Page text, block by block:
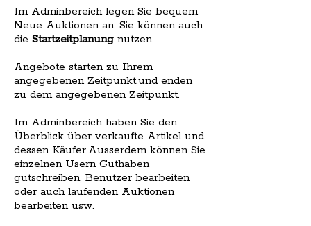
Im Adminbereich legen Sie bequem
Neue Auktionen an. Sie können auch
die Startzeitplanung nutzen.
Angebote starten zu Ihrem
angegebenen Zeitpunkt,und enden
zu dem angegebenen Zeitpunkt.
Im Adminbereich haben Sie den
Überblick über verkaufte Artikel und
dessen Käufer.Ausserdem können Sie
einzelnen Usern Guthaben
gutschreiben, Benutzer bearbeiten
oder auch laufenden Auktionen
bearbeiten usw.